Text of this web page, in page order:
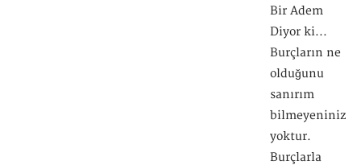
Bir Adem
Diyor ki...
Burçların ne
olduğunu
sanırım
bilmeyeniniz
yoktur.
Burçlarla